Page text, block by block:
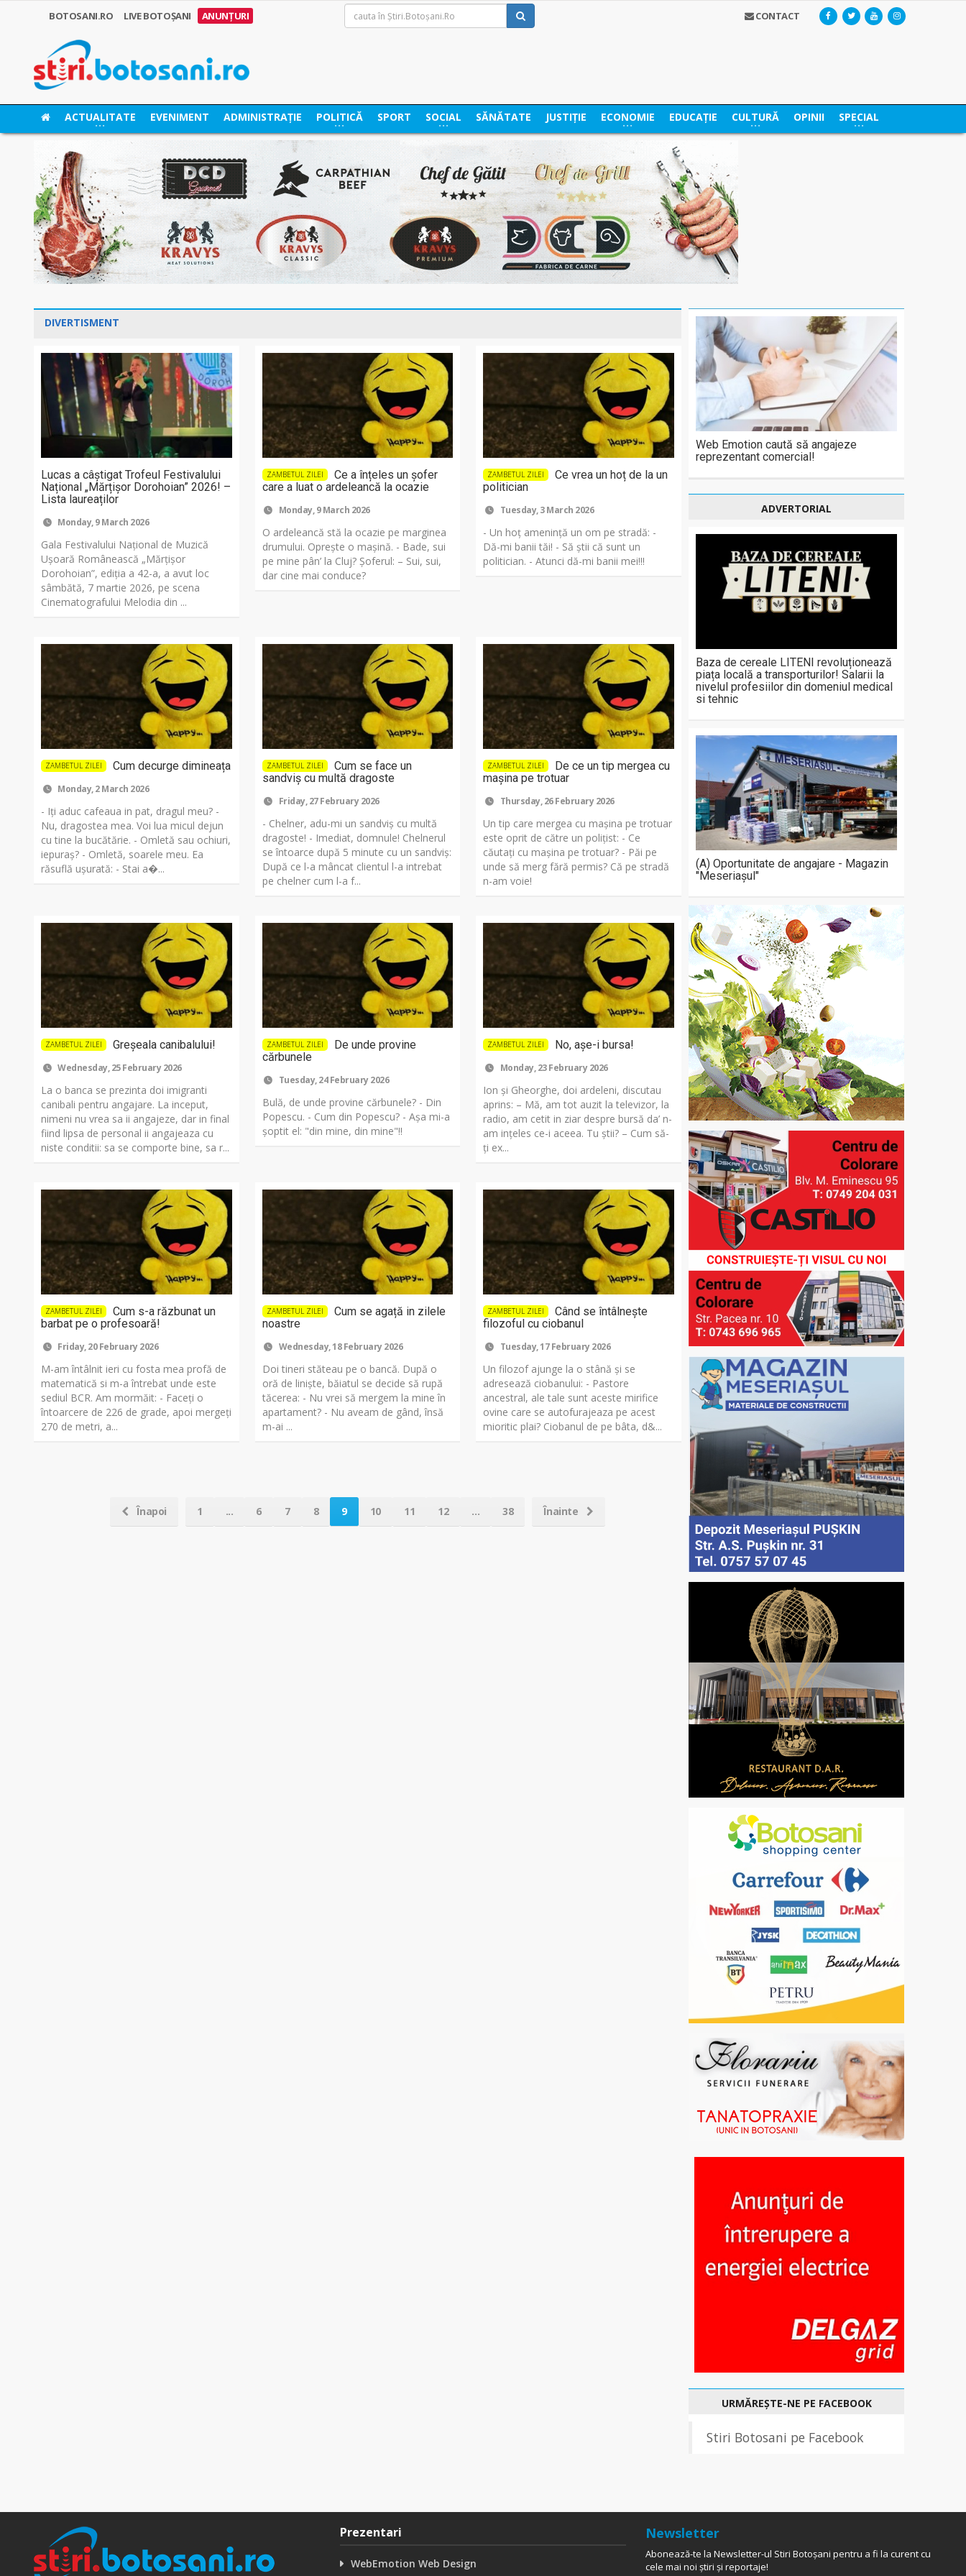
BOTOSANI.RO LIVE BOTOȘANI ANUNȚURI CONTACT
ACTUALITATE EVENIMENT ADMINISTRAȚIE POLITICĂ SPORT SOCIAL SĂNĂTATE JUSTIȚIE ECONOMIE EDUCAȚIE CULTURĂ OPINII SPECIAL
DIVERTISMENT
Lucas a câștigat Trofeul Festivalului
Național „Mărțișor Dorohoian” 2026! –
Lista laureaților
Monday, 9 March 2026
Gala Festivalului Național de Muzică
Ușoară Românească „Mărțișor
Dorohoian”, ediția a 42-a, a avut loc
sâmbătă, 7 martie 2026, pe scena
Cinematografului Melodia din ...
ZAMBETUL ZILEI
Ce a înțeles un șofer
care a luat o ardeleancă la ocazie
Monday, 9 March 2026
O ardeleancă stă la ocazie pe marginea
drumului. Oprește o mașină. - Bade, sui
pe mine pân’ la Cluj? Șoferul: – Sui, sui,
dar cine mai conduce?
ZAMBETUL ZILEI
Ce vrea un hoț de la un
politician
Tuesday, 3 March 2026
- Un hoț amenință un om pe stradă: -
Dă-mi banii tăi! - Să știi că sunt un
politician. - Atunci dă-mi banii mei!!!
ZAMBETUL ZILEI Cum decurge dimineața
Monday, 2 March 2026
- Iți aduc cafeaua in pat, dragul meu? -
Nu, dragostea mea. Voi lua micul dejun
cu tine la bucătărie. - Omletă sau ochiuri,
iepuraș? - Omletă, soarele meu. Ea
răsuflă ușurată: - Stai a�...
ZAMBETUL ZILEI
Cum se face un
sandviș cu multă dragoste
Friday, 27 February 2026
- Chelner, adu-mi un sandviș cu multă
dragoste! - Imediat, domnule! Chelnerul
se întoarce după 5 minute cu un sandviș:
După ce l-a mâncat clientul l-a intrebat
pe chelner cum l-a f...
ZAMBETUL ZILEI
De ce un tip mergea cu
mașina pe trotuar
Thursday, 26 February 2026
Un tip care mergea cu mașina pe trotuar
este oprit de către un polițist: - Ce
căutați cu mașina pe trotuar? - Păi pe
unde să merg fără permis? Că pe stradă
n-am voie!
ZAMBETUL ZILEI Greșeala canibalului!
Wednesday, 25 February 2026
La o banca se prezinta doi imigranti
canibali pentru angajare. La inceput,
nimeni nu vrea sa ii angajeze, dar in final
fiind lipsa de personal ii angajeaza cu
niste conditii: sa se comporte bine, sa r...
ZAMBETUL ZILEI
De unde provine
cărbunele
Tuesday, 24 February 2026
Bulă, de unde provine cărbunele? - Din
Popescu. - Cum din Popescu? - Așa mi-a
șoptit el: "din mine, din mine"!!
ZAMBETUL ZILEI No, așe-i bursa!
Monday, 23 February 2026
Ion și Gheorghe, doi ardeleni, discutau
aprins: – Mă, am tot auzit la televizor, la
radio, am cetit in ziar despre bursă da’ n-
am ințeles ce-i aceea. Tu știi? – Cum să-
ți ex...
ZAMBETUL ZILEI
Cum s-a răzbunat un
barbat pe o profesoară!
Friday, 20 February 2026
M-am întâlnit ieri cu fosta mea profă de
matematică si m-a întrebat unde este
sediul BCR. Am mormăit: - Faceți o
întoarcere de 226 de grade, apoi mergeți
270 de metri, a...
ZAMBETUL ZILEI
Cum se agață in zilele
noastre
Wednesday, 18 February 2026
Doi tineri stăteau pe o bancă. După o
oră de liniște, băiatul se decide să rupă
tăcerea: - Nu vrei să mergem la mine în
apartament? - Nu aveam de gând, însă
m-ai ...
ZAMBETUL ZILEI
Când se întâlnește
filozoful cu ciobanul
Tuesday, 17 February 2026
Un filozof ajunge la o stână și se
adresează ciobanului: - Pastore
ancestral, ale tale sunt aceste mirifice
ovine care se autofurajeaza pe acest
mioritic plai? Ciobanul de pe bâta, d&...
Înapoi 1 ... 6 7 8 9 10 11 12 ... 38 Înainte
Web Emotion caută să angajeze
reprezentant comercial!
ADVERTORIAL
Baza de cereale LITENI revoluționează
piața locală a transporturilor! Salarii la
nivelul profesiilor din domeniul medical
si tehnic
(A) Oportunitate de angajare - Magazin
"Meseriașul"
URMĂREȘTE-NE PE FACEBOOK
Stiri Botosani pe Facebook
Prezentari
WebEmotion Web Design
Newsletter
Abonează-te la Newsletter-ul Stiri Botoșani pentru a fi la curent cu
cele mai noi știri și reportaje!